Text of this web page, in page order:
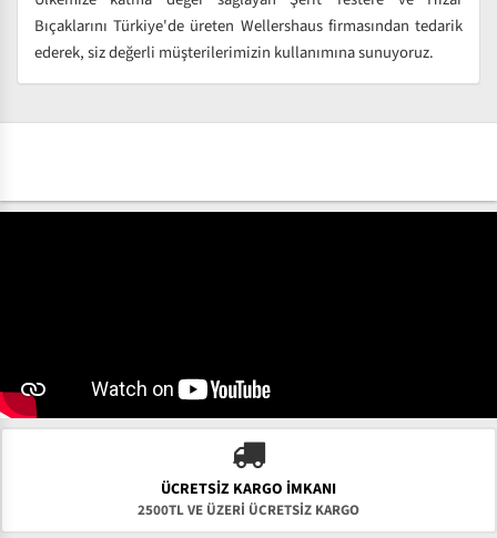
Bıçaklarını Türkiye'de üreten Wellershaus firmasından tedarik
ederek, siz değerli müşterilerimizin kullanımına sunuyoruz.
ÜCRETSIZ KARGO İMKANI
2500TL VE ÜZERİ ÜCRETSİZ KARGO